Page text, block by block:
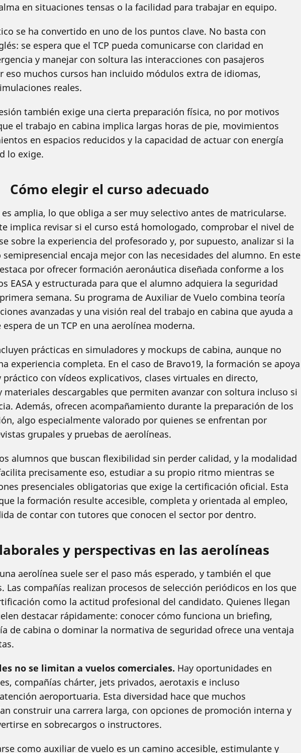
en situaciones tensas o la facilidad para trabajar en equipo.
se ha convertido en uno de los puntos clave. No basta con
se espera que el TCP pueda comunicarse con claridad en
y manejar con soltura las interacciones con pasajeros
eso muchos cursos han incluido módulos extra de idiomas,
reales.
también exige una cierta preparación física, no por motivos
el trabajo en cabina implica largas horas de pie, movimientos
en espacios reducidos y la capacidad de actuar con energía
lo exige.
Cómo elegir el curso adecuado
amplia, lo que obliga a ser muy selectivo antes de matricularse.
implica revisar si el curso está homologado, comprobar el nivel de
sobre la experiencia del profesorado y, por supuesto, analizar si la
encaja mejor con las necesidades del alumno. En este
por ofrecer formación aeronáutica diseñada conforme a los
EASA y estructurada para que el alumno adquiera la seguridad
semana. Su programa de Auxiliar de Vuelo combina teoría
avanzadas y una visión real del trabajo en cabina que ayuda a
de un TCP en una aerolínea moderna.
prácticas en simuladores y mockups de cabina, aunque no
experiencia completa. En el caso de Bravo19, la formación se apoya
con vídeos explicativos, clases virtuales en directo,
materiales descargables que permiten avanzar con soltura incluso si
Además, ofrecen acompañamiento durante la preparación de los
algo especialmente valorado por quienes se enfrentan por
grupales y pruebas de aerolíneas.
alumnos que buscan flexibilidad sin perder calidad, y la modalidad
precisamente eso, estudiar a su propio ritmo mientras se
presenciales obligatorias que exige la certificación oficial. Esta
la formación resulte accesible, completa y orientada al empleo,
de contar con tutores que conocen el sector por dentro.
y perspectivas en las aerolíneas
aerolínea suele ser el paso más esperado, y también el que
Las compañías realizan procesos de selección periódicos en los que
como la actitud profesional del candidato. Quienes llegan
destacar rápidamente: conocer cómo funciona un briefing,
de cabina o dominar la normativa de seguridad ofrece una ventaja
no se limitan a vuelos comerciales. Hay oportunidades en
compañías chárter, jets privados, aerotaxis e incluso
aeroportuaria. Esta diversidad hace que muchos
construir una carrera larga, con opciones de promoción interna y
en sobrecargos o instructores.
como auxiliar de vuelo es un camino accesible, estimulante y